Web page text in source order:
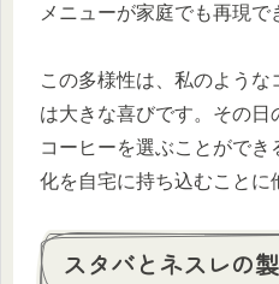
メニューが家庭でも再現で
この多様性は、私のような
は大きな喜びです。その日
コーヒーを選ぶことがで
化を自宅に持ち込むことに
スタバとネスレの